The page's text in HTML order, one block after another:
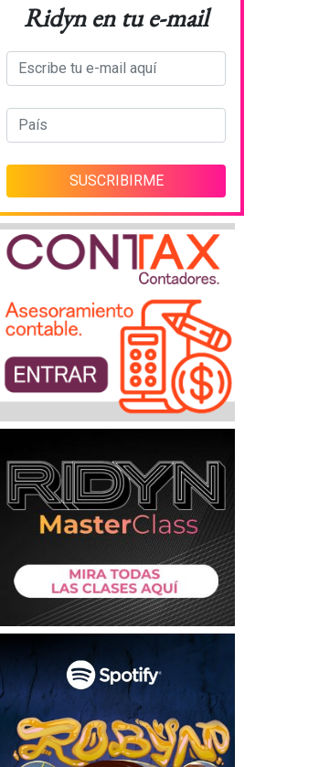
Ridyn en tu e-mail